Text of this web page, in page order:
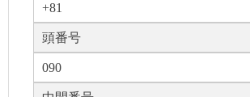
+81
頭番号
090